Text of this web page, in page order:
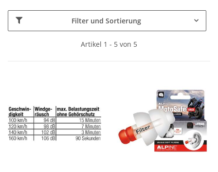
Filter und Sortierung
Artikel 1 - 5 von 5